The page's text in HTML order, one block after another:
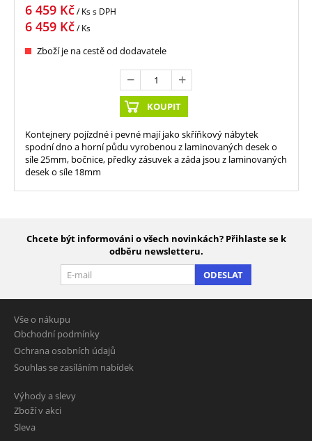
6 459 Kč/ Kss DPH
6 459 Kč/ Ks
Zboží je na cestě od dodavatele
KOUPIT
Kontejnery pojízdné i pevné mají jako skříňkový nábytek
spodní dno a horní půdu vyrobenou z laminovaných desek o
síle 25mm, bočnice, předky zásuvek a záda jsou z laminovaných
desek o síle 18mm
Chcete být informováni o všech novinkách? Přihlaste se k
odběru newsletteru.
ODESLAT
Vše o nákupu
Obchodní podmínky
Ochrana osobních údajů
Souhlas se zasíláním nabídek
Výhody a slevy
Zboží v akci
Sleva